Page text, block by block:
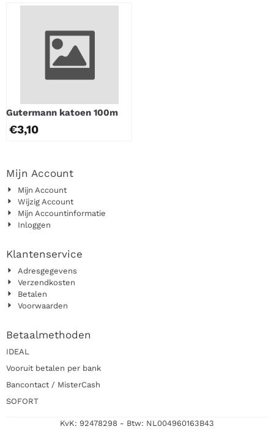
Gutermann katoen 100m
€3,10
Mijn Account
Mijn Account
Wijzig Account
Mijn Accountinformatie
Inloggen
Klantenservice
Adresgegevens
Verzendkosten
Betalen
Voorwaarden
Betaalmethoden
IDEAL
Vooruit betalen per bank
Bancontact / MisterCash
SOFORT
KvK: 92478298 - Btw: NL004960163B43